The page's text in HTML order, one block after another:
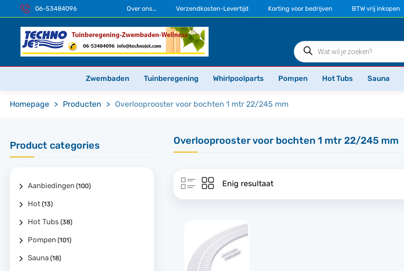
06-53484096 Over ons… Verzendkosten-Levertijd Korting voor bedrijven BTW vrij inkopen
Producten
zoeken
Zwembaden Tuinberegening Whirlpoolparts Pompen Hot Tubs Sauna
Homepage > Producten > Overlooprooster voor bochten 1 mtr 22/245 mm
Overlooprooster voor bochten 1 mtr 22/245 mm
Enig resultaat
Product categories
Aanbiedingen (100)
Hot (13)
Hot Tubs (38)
Pompen (101)
Sauna (18)